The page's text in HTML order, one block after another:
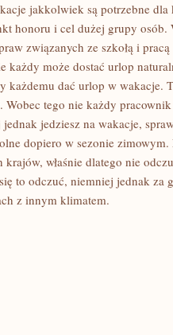
jakkolwiek są potrzebne
honoru i cel dużej grupy osób.
związanych ze szkołą i
każdy może dostać urlop
każdemu dać urlop w wakacje.
Wobec tego nie każdy
jedziesz na wakacje,
dopiero w sezonie zimowym.
krajów, właśnie dlatego nie
to odczuć, niemniej jednak za
z innym klimatem.